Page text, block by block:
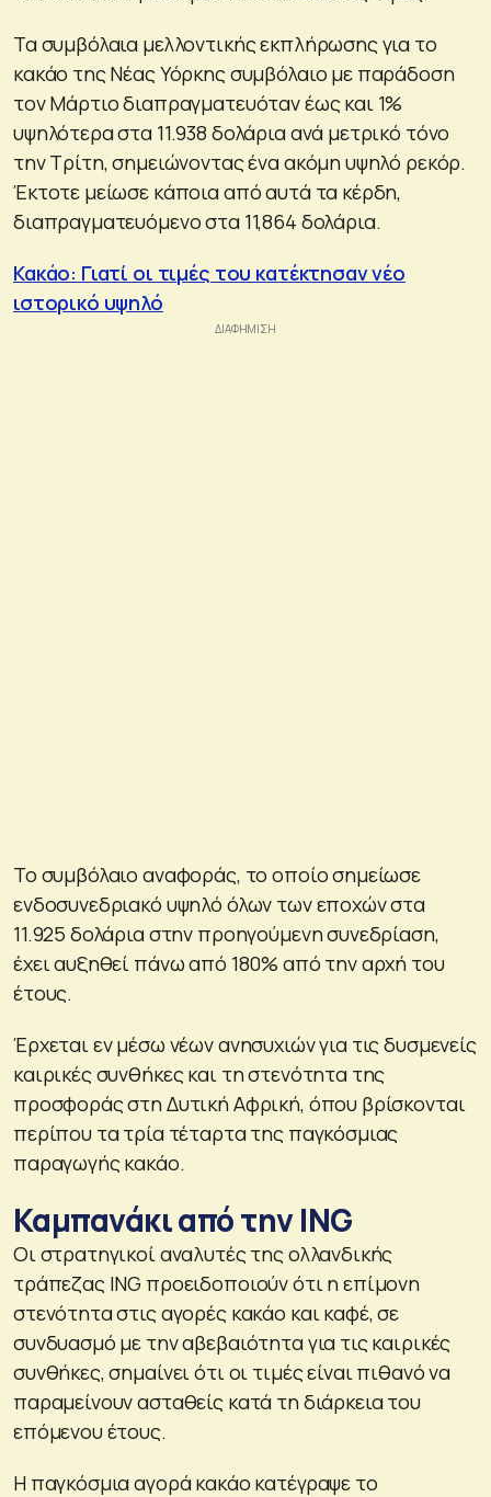
Τα συμβόλαια μελλοντικής εκπλήρωσης για το
κακάο της Νέας Υόρκης συμβόλαιο με παράδοση
τον Μάρτιο διαπραγματευόταν έως και 1%
υψηλότερα στα 11.938 δολάρια ανά μετρικό τόνο
την Τρίτη, σημειώνοντας ένα ακόμη υψηλό ρεκόρ.
Έκτοτε μείωσε κάποια από αυτά τα κέρδη,
διαπραγματευόμενο στα 11,864 δολάρια.
Κακάο: Γιατί οι τιμές του κατέκτησαν νέο
ιστορικό υψηλό
Το συμβόλαιο αναφοράς, το οποίο σημείωσε
ενδοσυνεδριακό υψηλό όλων των εποχών στα
11.925 δολάρια στην προηγούμενη συνεδρίαση,
έχει αυξηθεί πάνω από 180% από την αρχή του
έτους.
Έρχεται εν μέσω νέων ανησυχιών για τις δυσμενείς
καιρικές συνθήκες και τη στενότητα της
προσφοράς στη Δυτική Αφρική, όπου βρίσκονται
περίπου τα τρία τέταρτα της παγκόσμιας
παραγωγής κακάο.
Καμπανάκι από την ING
Οι στρατηγικοί αναλυτές της ολλανδικής
τράπεζας ING προειδοποιούν ότι η επίμονη
στενότητα στις αγορές κακάο και καφέ, σε
συνδυασμό με την αβεβαιότητα για τις καιρικές
συνθήκες, σημαίνει ότι οι τιμές είναι πιθανό να
παραμείνουν ασταθείς κατά τη διάρκεια του
επόμενου έτους.
Η παγκόσμια αγορά κακάο κατέγραψε το